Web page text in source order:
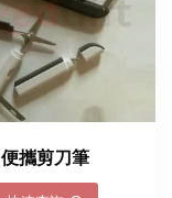
便攜剪刀筆